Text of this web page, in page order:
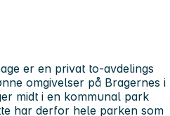
er en privat to-avdelings
omgivelser på Bragernes i
midt i en kommunal park
har derfor hele parken som